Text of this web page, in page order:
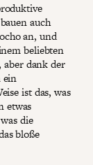
auch
an, und
beliebten
aber dank der
ein
ist das, was
etwas
die
bloße